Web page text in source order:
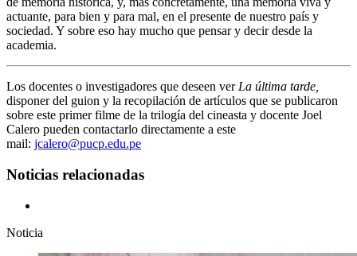
actuante, para bien y para mal, en el presente de nuestro país y
sociedad. Y sobre eso hay mucho que pensar y decir desde la
academia.
Los docentes o investigadores que deseen ver La última tarde,
disponer del guion y la recopilación de artículos que se publicaron
sobre este primer filme de la trilogía del cineasta y docente Joel
Calero pueden contactarlo directamente a este
mail: jcalero@pucp.edu.pe
Noticias relacionadas
Noticia